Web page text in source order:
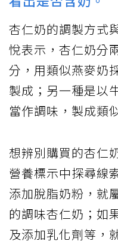
杏仁奶的調製方式
悅表示，杏仁奶分
分，用類似燕麥奶
製成；另一種是以
當作調味，製成類
想辨別購買的杏仁
營養標示中探尋線
添加脫脂奶粉，就
的調味杏仁奶；如
及添加乳化劑等，